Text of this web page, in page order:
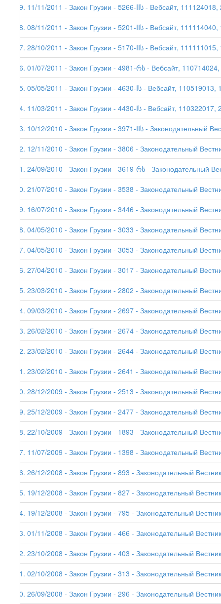
99. 11/11/2011 - Закон Грузии - 5266-IIს - Вебсайт,
98. 08/11/2011 - Закон Грузии - 5201-IIს - Вебсайт,
97. 28/10/2011 - Закон Грузии - 5170-IIს - Вебсайт,
96. 01/07/2011 - Закон Грузии - 4981-რს - Вебсайт,
95. 05/05/2011 - Закон Грузии - 4630-Iს - Вебсайт, 110519013,
94. 11/03/2011 - Закон Грузии - 4430-Iს - Вебсайт, 110322017,
93. 10/12/2010 - Закон Грузии - 3971-IIს - Законодательный
92. 12/11/2010 - Закон Грузии - 3806 - Законодательный
91. 24/09/2010 - Закон Грузии - 3619-რს - Законодательный
90. 21/07/2010 - Закон Грузии - 3538 - Законодательный
89. 16/07/2010 - Закон Грузии - 3446 - Законодательный
88. 04/05/2010 - Закон Грузии - 3033 - Законодательный
87. 04/05/2010 - Закон Грузии - 3053 - Законодательный
86. 27/04/2010 - Закон Грузии - 3017 - Законодательный
85. 23/03/2010 - Закон Грузии - 2802 - Законодательный
84. 09/03/2010 - Закон Грузии - 2697 - Законодательный
83. 26/02/2010 - Закон Грузии - 2674 - Законодательный
82. 23/02/2010 - Закон Грузии - 2644 - Законодательный
81. 23/02/2010 - Закон Грузии - 2641 - Законодательный
80. 28/12/2009 - Закон Грузии - 2513 - Законодательный
79. 25/12/2009 - Закон Грузии - 2477 - Законодательный
78. 22/10/2009 - Закон Грузии - 1893 - Законодательный
77. 11/07/2009 - Закон Грузии - 1398 - Законодательный
76. 26/12/2008 - Закон Грузии - 893 - Законодательный
75. 19/12/2008 - Закон Грузии - 827 - Законодательный
74. 19/12/2008 - Закон Грузии - 795 - Законодательный
73. 01/11/2008 - Закон Грузии - 466 - Законодательный
72. 23/10/2008 - Закон Грузии - 403 - Законодательный
71. 02/10/2008 - Закон Грузии - 313 - Законодательный
70. 26/09/2008 - Закон Грузии - 296 - Законодательный